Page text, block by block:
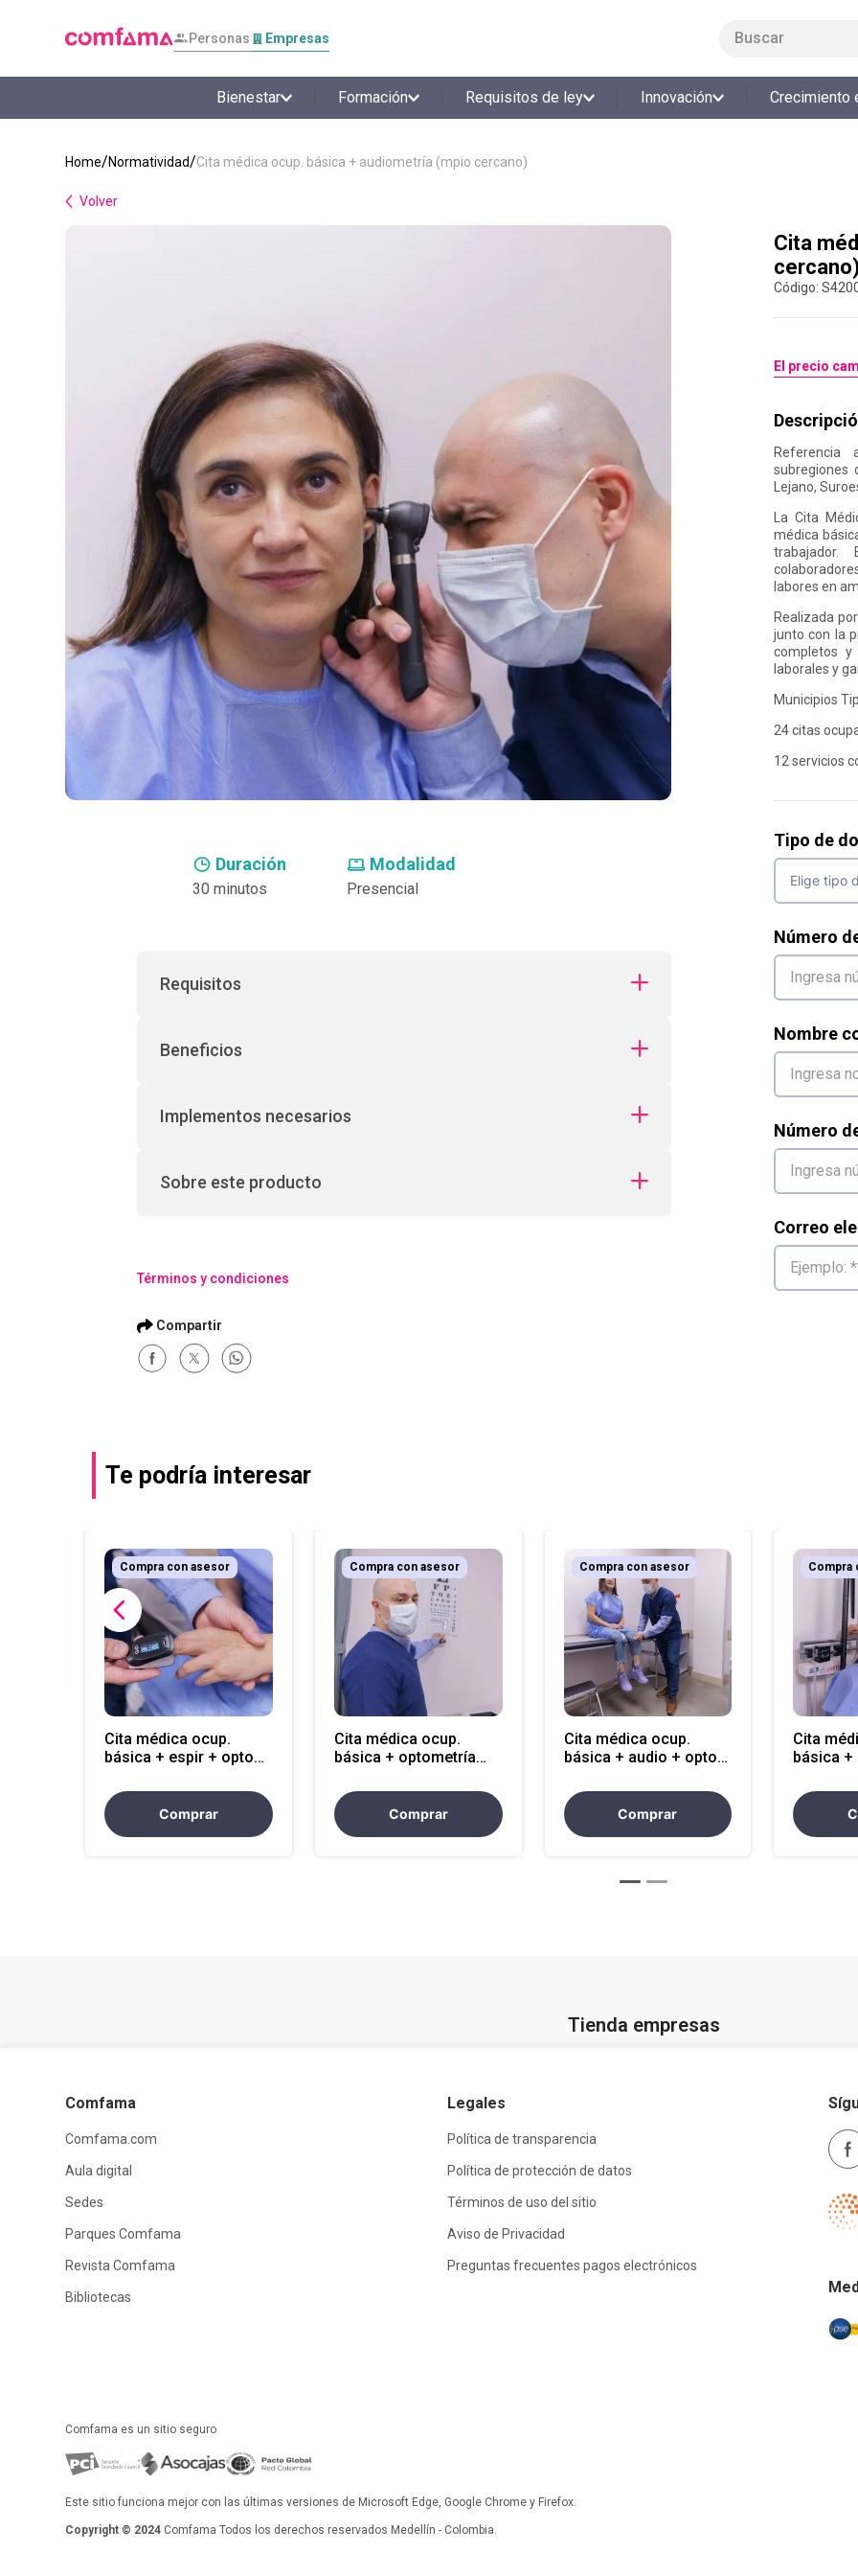
Personas Empresas
Bienestar Formación Requisitos de ley Innovación Crecimiento
Normatividad Cita médica ocup. básica + audiometría (mpio cercano)
Volver
Duración
30 minutos
Modalidad
Presencial
Requisitos
Beneficios
Implementos necesarios
Sobre este producto
Términos y condiciones
Cita
cercano)
:
El precio
Referencia
subregiones
Lejano,
La Cita
médica
trabajador.
labores en
Realizada
junto con la
completos y
laborales y
Municipios
24 citas
12 servicios
Tipo de
Número
Nombre
Número
Correo
Te podría interesar
Cita médica ocup.
básica + espir + opto
Comprar
Compra con asesor
Cita médica ocup.
básica + optometría
Comprar
Compra con asesor
Cita médica ocup.
básica + audio + opto
Comprar
Compra con asesor
Cita
básica
Compra
Tienda empresas
Comfama
Comfama.com
Aula digital
Sedes
Parques Comfama
Revista Comfama
Bibliotecas
Legales
Política de transparencia
Política de protección de datos
Términos de uso del sitio
Aviso de Privacidad
Preguntas frecuentes pagos electrónicos
Comfama es un sitio seguro
Este sitio funciona mejor con las últimas versiones de Microsoft Edge, Google Chrome y Firefox.
Copyright © 2024 Comfama Todos los derechos reservados Medellín - Colombia.
LO MÁS BUSCADO
1.
smart fit
cine
refrigerio
retiro laboral